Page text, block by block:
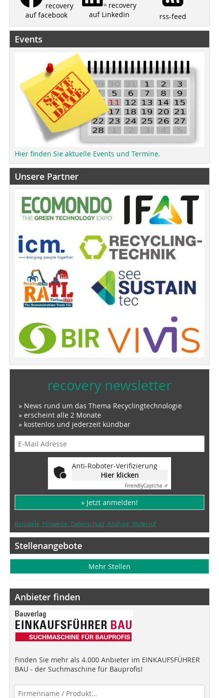
recovery
auf facebook
recovery
auf Linkedin
rss-feed
Events
Hier finden Sie aktuelle Events und Termine.
Unsere Partner
recovery newsletter
» News rund um das Thema Recyclingtechnologie
» erscheint alle 2 Monate
» kostenlos und jederzeit kündbar
Anti-Roboter-Verifizierung
Hier klicken
FriendlyCaptcha ⇗
» Jetzt anmelden!
Beispiele, Hinweise: Datenschutz, Analyse, Widerruf
Stellenangebote
Mehr Stellen
Anbieter finden
Finden Sie mehr als 4.000 Anbieter im EINKAUFSFÜHRER
BAU - der Suchmaschine für Bauprofis!